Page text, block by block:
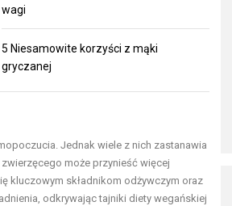
wagi
5 Niesamowite korzyści z mąki
gryczanej
Jednak wiele z nich zastanawia
może przynieść więcej
kluczowym składnikom odżywczym oraz
odkrywając tajniki diety wegańskiej